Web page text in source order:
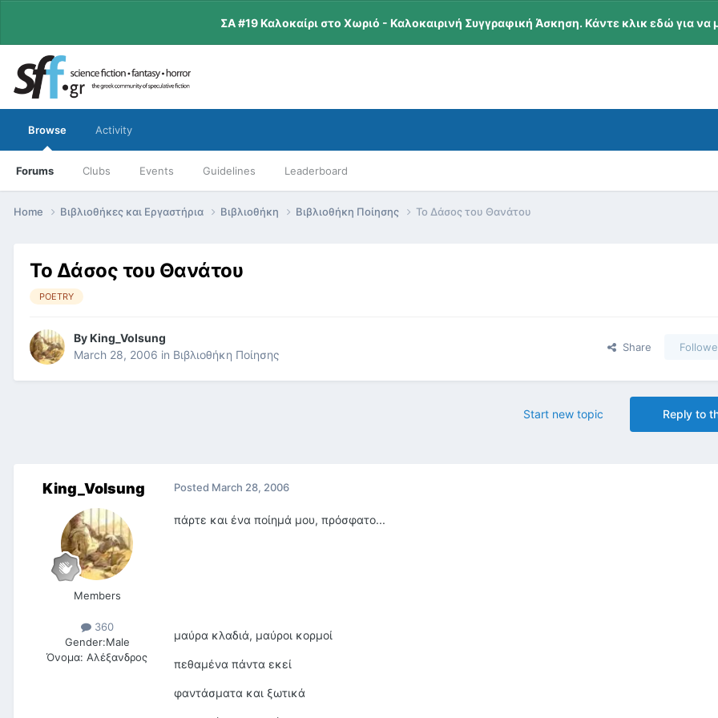
ΣΑ #19 Καλοκαίρι στο Χωριό - Καλοκαιρινή Συγγραφική Άσκηση. Κάντε κλικ εδώ για να
Browse
Forums Clubs Events Guidelines Leaderboard
Activity
Home Βιβλιοθήκες και Εργαστήρια Βιβλιοθήκη Βιβλιοθήκη Ποίησης Το Δάσος του Θανάτου
Το Δάσος του Θανάτου
POETRY
ByKing_Volsung
March 28, 2006 in Βιβλιοθήκη Ποίησης
Share
Reply to
Start new topic
King_Volsung
Members
360
Gender:Male
Όνομα: Αλέξανδρος
Posted March 28, 2006
πάρτε και ένα ποίημά μου, πρόσφατο...
μαύρα κλαδιά, μαύροι κορμοί
πεθαμένα πάντα εκεί
φαντάσματα και ξωτικά